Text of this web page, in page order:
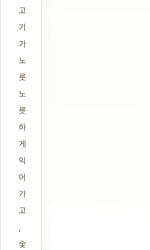
고
기
가
노
릇
노
릇
하
게
익
어
가
고
,
숯